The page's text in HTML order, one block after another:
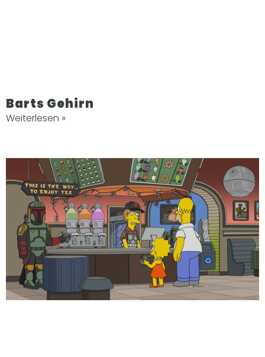
Barts Gehirn
Weiterlesen »